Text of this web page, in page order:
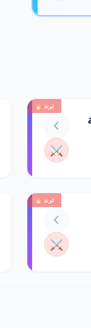
ترند 🔥
⚔️
ترند 🔥
⚔️